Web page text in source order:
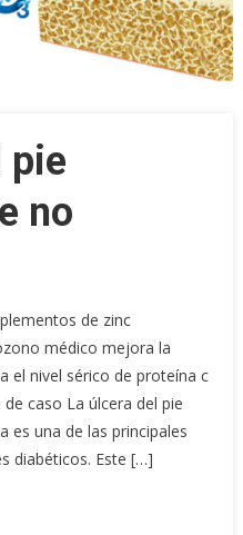
pie
no
de zinc
médico mejora la
el nivel sérico de proteína c
caso La úlcera del pie
es una de las principales
diabéticos. Este […]